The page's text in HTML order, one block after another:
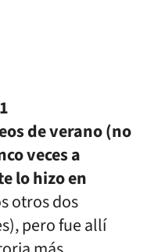
de verano (no
veces a
lo hizo en
otros dos
pero fue allí